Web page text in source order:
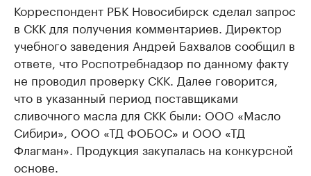
Корреспондент РБК Новосибирск сделал запрос
в СКК для получения комментариев. Директор
учебного заведения Андрей Бахвалов сообщил в
ответе, что Роспотребнадзор по данному факту
не проводил проверку СКК. Далее говорится,
что в указанный период поставщиками
сливочного масла для СКК были: ООО «Масло
Сибири», ООО «ТД ФОБОС» и ООО «ТД
Флагман». Продукция закупалась на конкурсной
основе.